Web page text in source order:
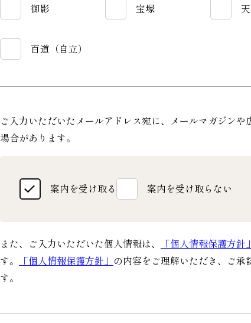
御影 宝塚
百道（自立）
ご入力いただいたメールアドレス宛に、メールマガジン
場合があります。
案内を受け取る 案内を受け取らない
また、ご入力いただいた個人情報は、
「個人情報保護方針
す。
「個人情報保護方針」 の内容をご理解いただき、ご
す。